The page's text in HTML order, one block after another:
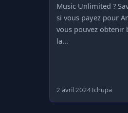
Music Unlimited ?
si vous payez pour
vous pouvez obtenir
la...
2 avril 2024Tchupa